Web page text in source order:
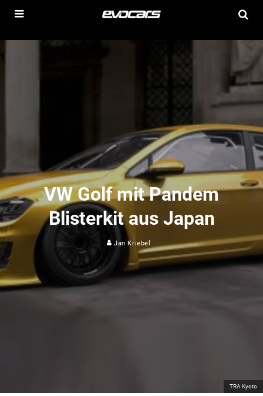
TRA Kyoto
VW Golf mit Pandem
Blisterkit aus Japan
Jan Kriebel